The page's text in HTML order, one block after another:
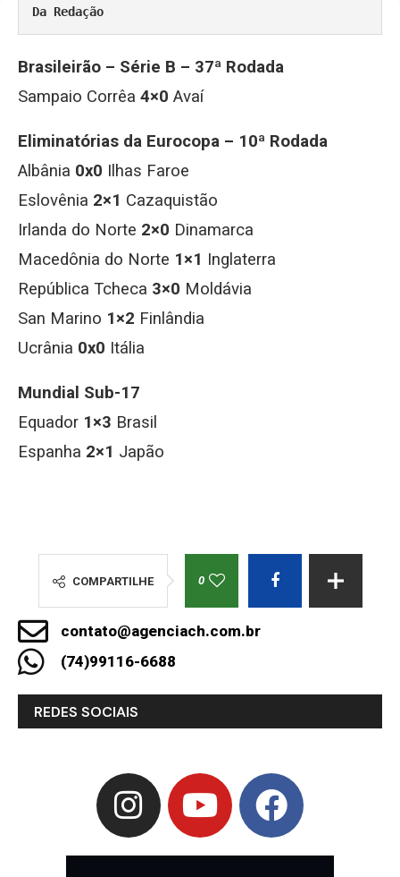
Da Redação
Brasileirão – Série B – 37ª Rodada
Sampaio Corrêa 4×0 Avaí
Eliminatórias da Eurocopa – 10ª Rodada
Albânia 0x0 Ilhas Faroe
Eslovênia 2×1 Cazaquistão
Irlanda do Norte 2×0 Dinamarca
Macedônia do Norte 1×1 Inglaterra
República Tcheca 3×0 Moldávia
San Marino 1×2 Finlândia
Ucrânia 0x0 Itália
Mundial Sub-17
Equador 1×3 Brasil
Espanha 2×1 Japão
COMPARTILHE 0
contato@agenciach.com.br
(74)99116-6688
REDES SOCIAIS